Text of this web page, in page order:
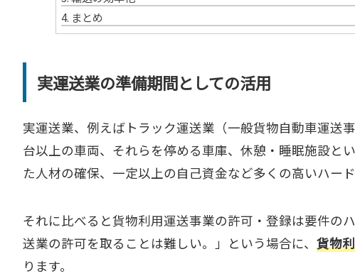
4. まとめ
実運送業の準備期間としての活用
実運送業、例えばトラック運送業（一般貨物自動車運送
台以上の車両、それらを停める車庫、休憩・睡眠施設と
た人材の確保、一定以上の自己資金など多くの高いハー
それに比べると貨物利用運送事業の許可・登録は要件の
送業の許可を取ることは難しい。」という場合に、 貨物
ります。